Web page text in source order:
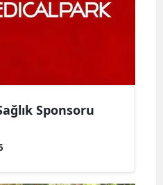
Sponsoru